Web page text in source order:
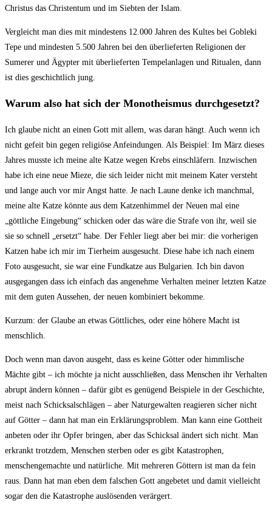
Christus das Christentum und im Siebten der Islam.
Vergleicht man dies mit mindestens 12.000 Jahren des Kultes bei Gobleki
Tepe und mindesten 5.500 Jahren bei den überlieferten Religionen der
Sumerer und Ägypter mit überlieferten Tempelanlagen und Ritualen, dann
ist dies geschichtlich jung.
Warum also hat sich der Monotheismus durchgesetzt?
Ich glaube nicht an einen Gott mit allem, was daran hängt. Auch wenn ich
nicht gefeit bin gegen religiöse Anfeindungen. Als Beispiel: Im März dieses
Jahres musste ich meine alte Katze wegen Krebs einschläfern. Inzwischen
habe ich eine neue Mieze, die sich leider nicht mit meinem Kater versteht
und lange auch vor mir Angst hatte. Je nach Laune denke ich manchmal,
meine alte Katze könnte aus dem Katzenhimmel der Neuen mal eine
„göttliche Eingebung“ schicken oder das wäre die Strafe von ihr, weil sie
sie so schnell „ersetzt“ habe. Der Fehler liegt aber bei mir: die vorherigen
Katzen habe ich mir im Tierheim ausgesucht. Diese habe ich nach einem
Foto ausgesucht, sie war eine Fundkatze aus Bulgarien. Ich bin davon
ausgegangen dass ich einfach das angenehme Verhalten meiner letzten Katze
mit dem guten Aussehen, der neuen kombiniert bekomme.
Kurzum: der Glaube an etwas Göttliches, oder eine höhere Macht ist
menschlich.
Doch wenn man davon ausgeht, dass es keine Götter oder himmlische
Mächte gibt – ich möchte ja nicht ausschließen, dass Menschen ihr Verhalten
abrupt ändern können – dafür gibt es genügend Beispiele in der Geschichte,
meist nach Schicksalschlägen – aber Naturgewalten reagieren sicher nicht
auf Götter – dann hat man ein Erklärungsproblem. Man kann eine Gottheit
anbeten oder ihr Opfer bringen, aber das Schicksal ändert sich nicht. Man
erkrankt trotzdem, Menschen sterben oder es gibt Katastrophen,
menschengemachte und natürliche. Mit mehreren Göttern ist man da fein
raus. Dann hat man eben dem falschen Gott angebetet und damit vielleicht
sogar den die Katastrophe auslösenden verärgert.